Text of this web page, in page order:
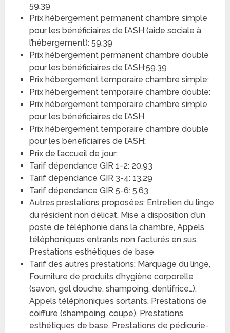
59.39
Prix hébergement permanent chambre simple
pour les bénéficiaires de l’ASH (aide sociale à
l’hébergement): 59.39
Prix hébergement permanent chambre double
pour les bénéficiaires de l’ASH:59.39
Prix hébergement temporaire chambre simple:
Prix hébergement temporaire chambre double:
Prix hébergement temporaire chambre simple
pour les bénéficiaires de l’ASH
Prix hébergement temporaire chambre double
pour les bénéficiaires de l’ASH:
Prix de l’accueil de jour:
Tarif dépendance GIR 1-2: 20.93
Tarif dépendance GIR 3-4: 13.29
Tarif dépendance GIR 5-6: 5.63
Autres prestations proposées: Entretien du linge
du résident non délicat, Mise à disposition d’un
poste de téléphonie dans la chambre, Appels
téléphoniques entrants non facturés en sus,
Prestations esthétiques de base
Tarif des autres prestations: Marquage du linge,
Fourniture de produits d’hygiène corporelle
(savon, gel douche, shampoing, dentifrice…),
Appels téléphoniques sortants, Prestations de
coiffure (shampoing, coupe), Prestations
esthétiques de base, Prestations de pédicurie-